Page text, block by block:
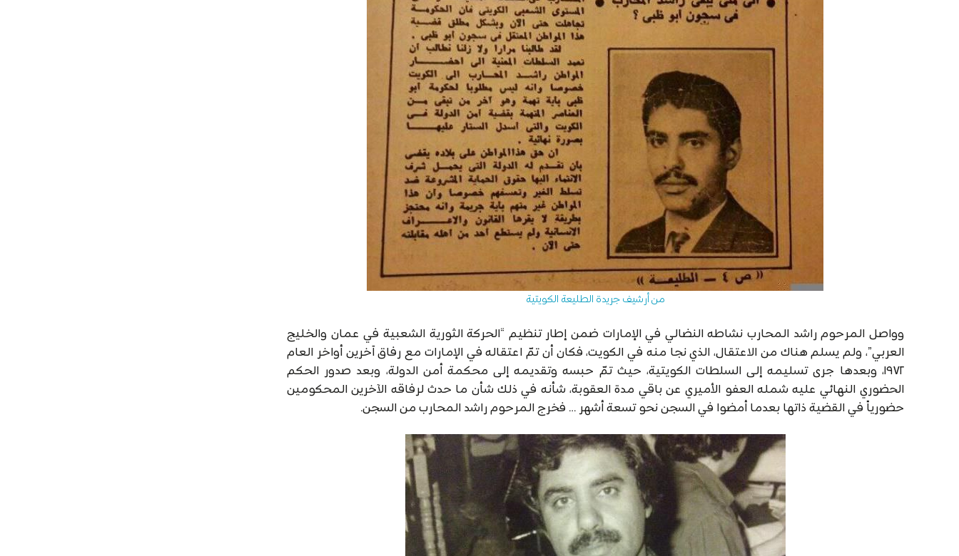
من أرشيف جريدة الطليعة الكويتية
وواصل المرحوم راشد المحارب نشاطه النضالي في الإمارات ضمن إطار تنظيم “الحركة الثورية الشعبية في عمان والخليج
العربي”، ولم يسلم هناك من الاعتقال، الذي نجا منه في الكويت، فكان أن تمّ اعتقاله في الإمارات مع رفاق آخرين أواخر العام
١٩٧٢، وبعدها جرى تسليمه إلى السلطات الكويتية، حيث تمّ حبسه وتقديمه إلى محكمة أمن الدولة، وبعد صدور الحكم
الحضوري النهائي عليه شمله العفو الأميري عن باقي مدة العقوبة، شأنه في ذلك شأن ما حدث لرفاقه الآخرين المحكومين
حضورياً في القضية ذاتها بعدما أمضوا في السجن نحو تسعة أشهر … فخرج المرحوم راشد المحارب من السجن.